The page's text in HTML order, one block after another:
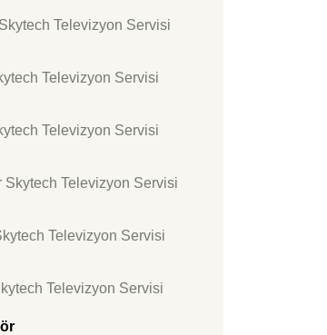
Televizyon Servisi
Televizyon Servisi
Televizyon Servisi
Skytech Televizyon Servisi
Televizyon Servisi
Televizyon Servisi